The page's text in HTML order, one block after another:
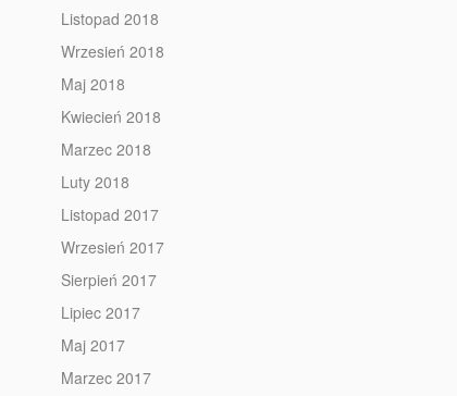
Listopad 2018
Wrzesień 2018
Maj 2018
Kwiecień 2018
Marzec 2018
Luty 2018
Listopad 2017
Wrzesień 2017
Sierpień 2017
Lipiec 2017
Maj 2017
Marzec 2017